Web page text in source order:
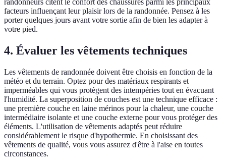
randonneurs citent le confort des chaussures parmi les principaux
facteurs influençant leur plaisir lors de la randonnée. Pensez à les
porter quelques jours avant votre sortie afin de bien les adapter à
votre pied.
4. Évaluer les vêtements techniques
Les vêtements de randonnée doivent être choisis en fonction de la
météo et du terrain. Optez pour des matériaux respirants et
imperméables qui vous protègent des intempéries tout en évacuant
l'humidité. La superposition de couches est une technique efficace :
une première couche en laine mérinos pour la chaleur, une couche
intermédiaire isolante et une couche externe pour vous protéger des
éléments. L'utilisation de vêtements adaptés peut réduire
considérablement le risque d'hypothermie. En choisissant des
vêtements de qualité, vous vous assurez d'être à l'aise en toutes
circonstances.